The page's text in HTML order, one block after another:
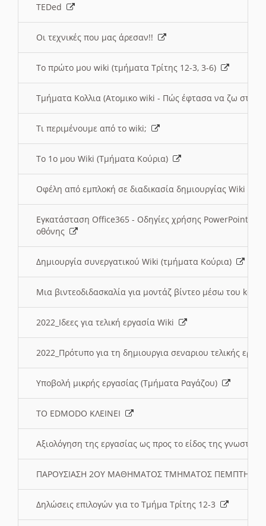
TEDed
Οι τεχνικές που μας άρεσαν!!
Το πρώτο μου wiki (τμήματα Τρίτης 12-3, 3-6)
Τμήματα Κολλια (Ατομικο wiki - Πώς έφτασα να ζω στην
Τι περιμένουμε από το wiki;
Το 1ο μου Wiki (Τμήματα Κούρια)
Οφέλη από εμπλοκή σε διαδικασία δημιουργίας Wiki
Εγκατάσταση Office365 - Οδηγίες χρήσης PowerPoint
οθόνης
Δημιουργία συνεργατικού Wiki (τμήματα Κούρια)
Μια βιντεοδιδασκαλία για μοντάζ βίντεο μέσω του
2022_Ιδεες για τελική εργασία Wiki
2022_Πρότυπο για τη δημιουργια σεναριου τελικής
Υποβολή μικρής εργασίας (Τμήματα Ραγάζου)
ΤΟ EDMODO ΚΛΕΙΝΕΙ
Αξιολόγηση της εργασίας ως προς το είδος της
ΠΑΡΟΥΣΙΑΣΗ 2ΟΥ ΜΑΘΗΜΑΤΟΣ ΤΜΗΜΑΤΟΣ
Δηλώσεις επιλογών για το Τμήμα Τρίτης 12-3